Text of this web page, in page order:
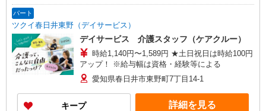
パート
ツクイ春日井東野（デイサービス）
デイサービス 介護スタッフ（ケアクルー）
時給1,140円〜1,589円 ★土日祝日は時給100円
アップ！ ※給与幅は資格・経験等による
愛知県春日井市東野町7丁目14-1
キープ 詳細を見る